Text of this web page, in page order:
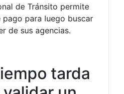
de Tránsito permite
para luego buscar
de sus agencias.
tarda